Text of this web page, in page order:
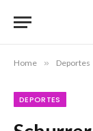
Home » Deportes
DEPORTES